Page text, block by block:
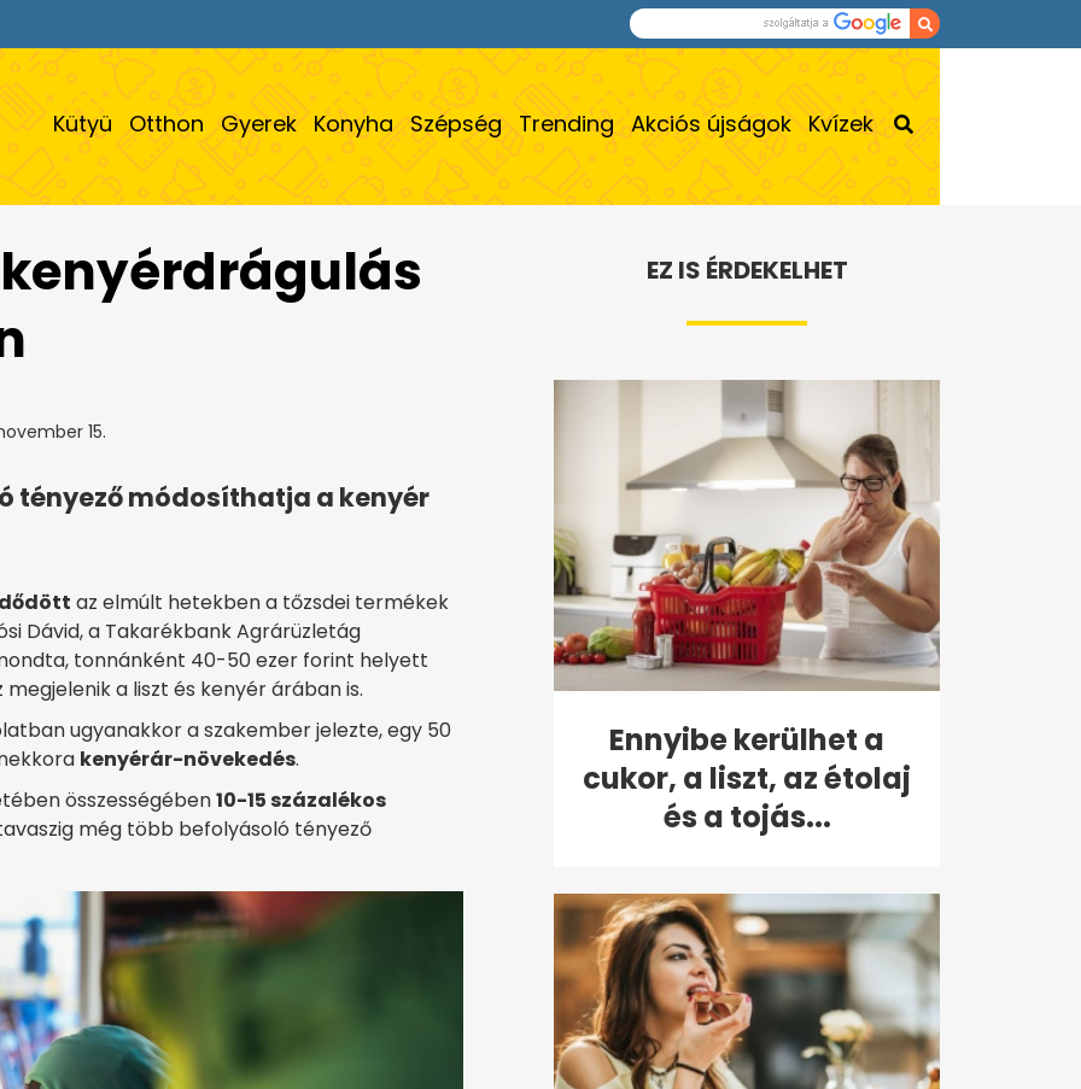
Kütyü Otthon Gyerek Konyha Szépség Trending Akciós újságok Kvízek
15.
tényező módosíthatja a kenyér
az elmúlt hetekben a tőzsdei termékek
Dávid, a Takarékbank Agrárüzletág
tonnánként 40-50 ezer forint helyett
a liszt és kenyér árában is.
ugyanakkor a szakember jelezte, egy 50
kenyérár-növekedés.
összességében10-15 százalékos
még több befolyásoló tényező
EZ IS ÉRDEKELHET
Ennyibe kerülhet a
cukor, a liszt, az étolaj
és a tojás...